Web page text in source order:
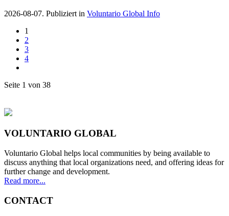
2026-08-07. Publiziert in Voluntario Global Info
1
2
3
4
Seite 1 von 38
VOLUNTARIO GLOBAL
Voluntario Global helps local communities by being available to
discuss anything that local organizations need, and offering ideas for
further change and development.
Read more...
CONTACT